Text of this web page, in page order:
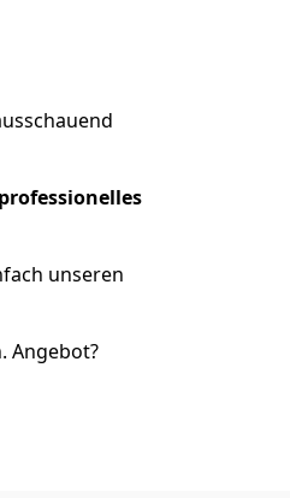
professionelles
unseren
Angebot?